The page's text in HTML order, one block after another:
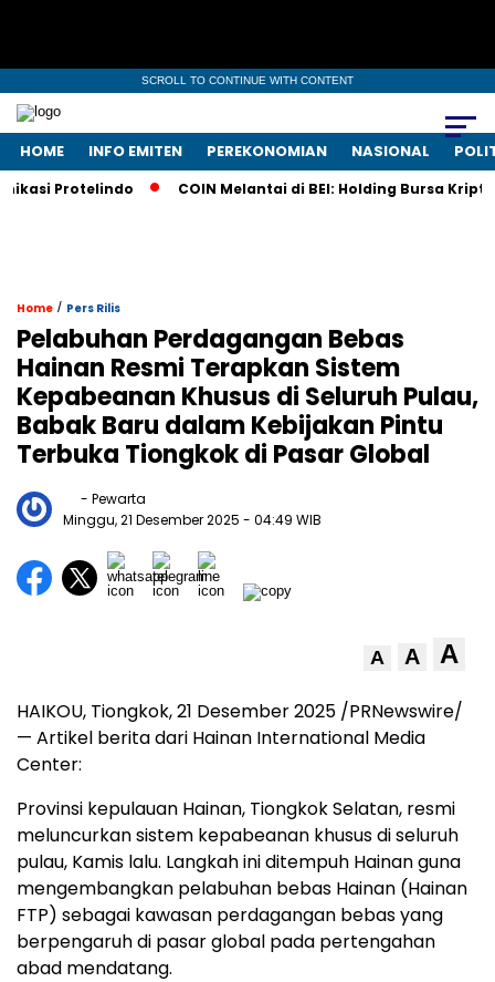
SCROLL TO CONTINUE WITH CONTENT
HOME INFO EMITEN PEREKONOMIAN NASIONAL
Protelindo COIN Melantai di BEI: Holding Bursa Kripto
Home / Pers Rilis
Pelabuhan Perdagangan Bebas
Hainan Resmi Terapkan Sistem
Kepabeanan Khusus di Seluruh Pulau,
Babak Baru dalam Kebijakan Pintu
Terbuka Tiongkok di Pasar Global
- Pewarta
Minggu, 21 Desember 2025 - 04:49 WIB
A A A
HAIKOU, Tiongkok, 21 Desember 2025 /PRNewswire/
— Artikel berita dari Hainan International Media
Center:
Provinsi kepulauan Hainan, Tiongkok Selatan, resmi
meluncurkan sistem kepabeanan khusus di seluruh
pulau, Kamis lalu. Langkah ini ditempuh Hainanguna
mengembangkan pelabuhan bebas Hainan (Hainan
FTP) sebagai kawasan perdagangan bebas yang
berpengaruh di pasar global pada pertengahan
abad mendatang.